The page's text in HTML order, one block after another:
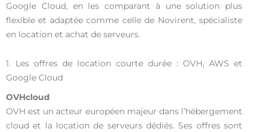
Google Cloud, en les comparant à une solution plus
flexible et adaptée comme celle de Novirent, spécialiste
en location et achat de serveurs.
1. Les offres de location courte durée : OVH, AWS et
Google Cloud
OVHcloud
OVH est un acteur européen majeur dans l’hébergement
cloud et la location de serveurs dédiés. Ses offres sont